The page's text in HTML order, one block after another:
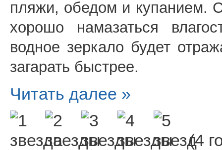
пляжи, обедом и купанием.
хорошо намазаться
водное зеркало будет
загарать быстрее.
Читать далее »
(4